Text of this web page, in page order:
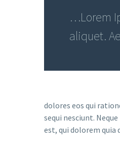
…Lorem
aliquet.
dolores eos qui
sequi nesciunt.
est, qui dolorem quia